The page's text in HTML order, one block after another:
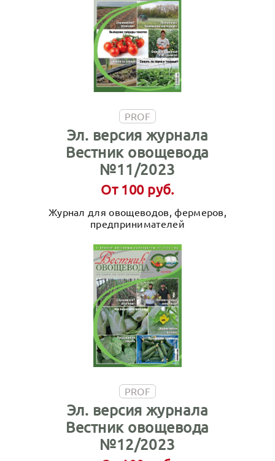
PROF
Эл. версия журнала
Вестник овощевода
№11/2023
От 100 руб.
Журнал для овощеводов, фермеров,
предпринимателей
PROF
Эл. версия журнала
Вестник овощевода
№12/2023